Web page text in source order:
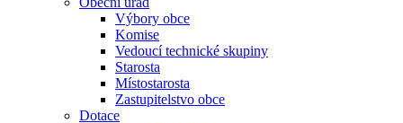
Výbory obce
Komise
Vedoucí technické skupiny
Starosta
Místostarosta
Zastupitelstvo obce
Dotace